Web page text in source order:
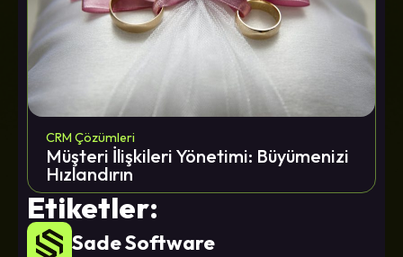
CRM Çözümleri
Müşteri İlişkileri Yönetimi: Büyümenizi
Hızlandırın
Etiketler:
Sade Software